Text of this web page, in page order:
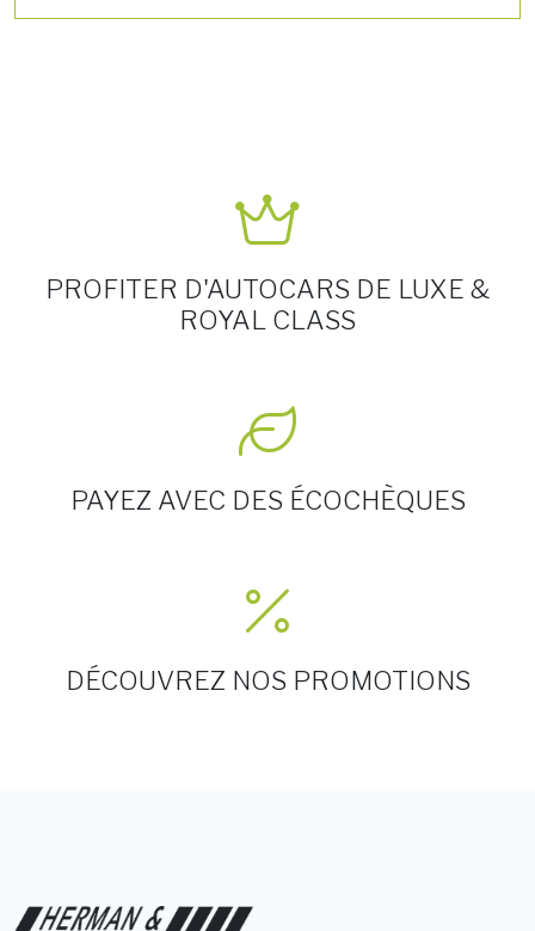
PROFITER D'AUTOCARS DE LUXE &
ROYAL CLASS
PAYEZ AVEC DES ÉCOCHÈQUES
DÉCOUVREZ NOS PROMOTIONS